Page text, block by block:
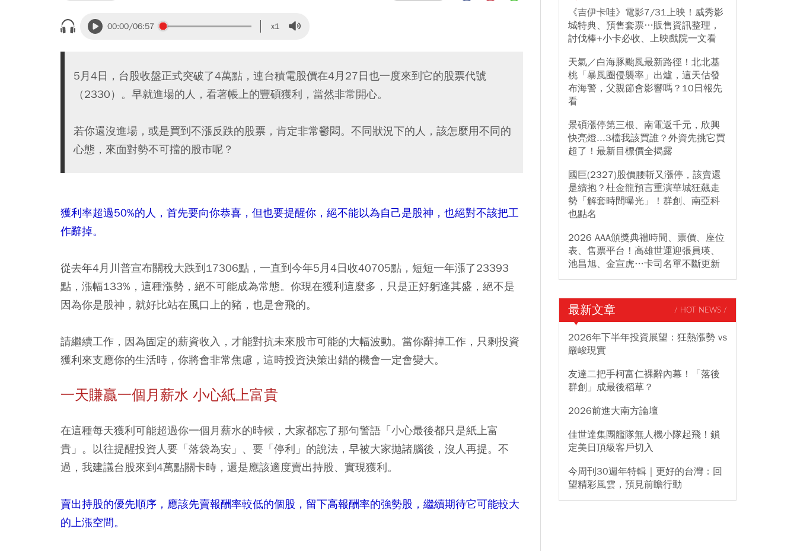
00:00/06:57 x1
5月4日，台股收盤正式突破了4萬點，連台積電股價在4月27日也一度來到它的股票代號
（2330）。早就進場的人，看著帳上的豐碩獲利，當然非常開心。
若你還沒進場，或是買到不漲反跌的股票，肯定非常鬱悶。不同狀況下的人，該怎麼用不同的
心態，來面對勢不可擋的股市呢？
獲利率超過50%的人，首先要向你恭喜，但也要提醒你，絕不能以為自己是股神，也絕對不該把工
作辭掉。
從去年4月川普宣布關稅大跌到17306點，一直到今年5月4日收40705點，短短一年漲了23393
點，漲幅133%，這種漲勢，絕不可能成為常態。你現在獲利這麼多，只是正好躬逢其盛，絕不是
因為你是股神，就好比站在風口上的豬，也是會飛的。
請繼續工作，因為固定的薪資收入，才能對抗未來股市可能的大幅波動。當你辭掉工作，只剩投資
獲利來支應你的生活時，你將會非常焦慮，這時投資決策出錯的機會一定會變大。
一天賺贏一個月薪水 小心紙上富貴
在這種每天獲利可能超過你一個月薪水的時候，大家都忘了那句警語「小心最後都只是紙上富
貴」。以往提醒投資人要「落袋為安」、要「停利」的說法，早被大家拋諸腦後，沒人再提。不
過，我建議台股來到4萬點關卡時，還是應該適度賣出持股、實現獲利。
賣出持股的優先順序，應該先賣報酬率較低的個股，留下高報酬率的強勢股，繼續期待它可能較大
的上漲空間。
《吉伊卡哇》電影7/31上映！威秀影
城特典、預售套票…販售資訊整理，
討伐棒+小卡必收、上映戲院一文看
天氣／白海豚颱風最新路徑！北北基
桃「暴風圈侵襲率」出爐，這天估發
布海警，父親節會影響嗎？10日報先
看
景碩漲停第三根、南電返千元，欣興
快亮燈...3檔我該買誰？外資先挑它買
超了！最新目標價全揭露
國巨(2327)股價腰斬又漲停，該賣還
是續抱？杜金龍預言重演華城狂飆走
勢「解套時間曝光」！群創、南亞科
也點名
2026 AAA頒獎典禮時間、票價、座位
表、售票平台！高雄世運迎張員瑛、
池昌旭、金宣虎…卡司名單不斷更新
最新文章 / HOT NEWS /
2026年下半年投資展望：狂熱漲勢 vs
嚴峻現實
友達二把手柯富仁裸辭內幕！「落後
群創」成最後稻草？
2026前進大南方論壇
佳世達集團艦隊無人機小隊起飛！鎖
定美日頂級客戶切入
今周刊30週年特輯｜更好的台灣：回
望精彩風雲，預見前瞻行動